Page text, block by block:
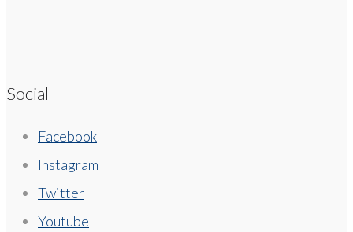
Social
Facebook
Instagram
Twitter
Youtube